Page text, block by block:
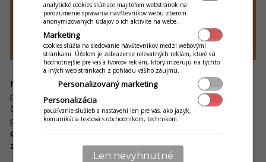
Musíte však rátať aj s tým, že nie všetci žijú v online svete. Ak
pôsobíte v lokalite, v ktorej je veľa dôchodcov alebo značná
časť vašej donášky smeruje k tejto skupine ľudí, vo svoj
prospech môžete využiť tlačené obedové menu.
obedovémenuna nasledujúci týždeň tak môžete svojim
zákazníkom pribaliť k piatkovejdonáške.
analytické cookies slúžiace majiteľom webstránok na
porozumenie správania návštevníkov webu zberom
anonymizovaných údajov o ich aktivite na webe.
Marketing
cookies slúžia na sledovanie návštevníkov medzi webovými
stránkami. Účelom je zobrazenie relevatných reklám, ktoré sú
hodnotnejšie pre vás a tvorcov reklám, ktorý inzerujú na týchto
a iných web stránkach z pohľadu vášho záujmu.
Personalizovaný marketing
Personalizácia
používanie služieb a nastavení len pre vás, ako jazyk,
komunikácia textová s obchodníkom, technikom.
Len nevyhnutné